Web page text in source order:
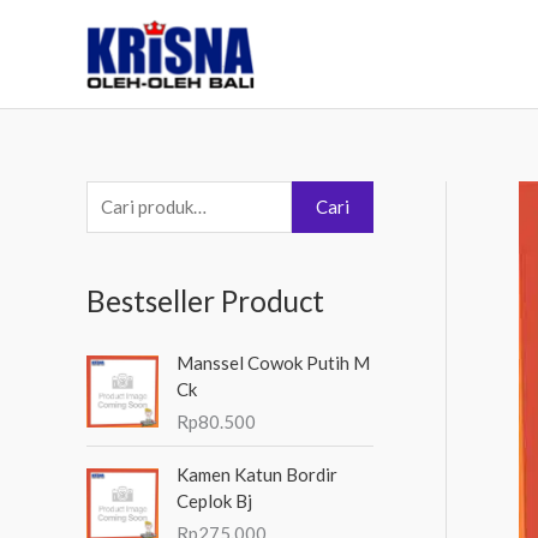
e
c
a
n
Cari
Bestseller Product
Manssel Cowok Putih M
Ck
Rp80.500
Kamen Katun Bordir
Ceplok Bj
Rp275.000